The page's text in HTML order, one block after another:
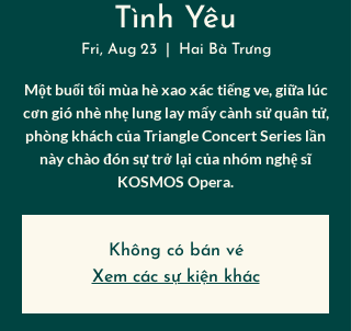
Tình Yêu
Fri, Aug 23
  |
Hai Bà Trưng
Một buổi tối mùa hè xao xác tiếng ve, giữa lúc
cơn gió nhè nhẹ lung lay mấy cành sử quân tử,
phòng khách của Triangle Concert Series lần
này chào đón sự trở lại của nhóm nghệ sĩ
KOSMOS Opera.
Không có bán vé
Xem các sự kiện khác